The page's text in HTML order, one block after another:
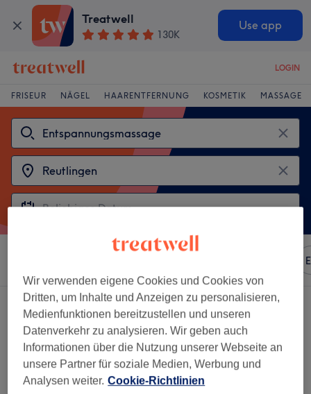
Treatwell
130K
Use app
LOGIN
FRISEUR NÄGEL HAARENTFERNUNG KOSMETIK MASSAGE
2 Salons die anbieten:
entspannungsmassagen in der Nähe von Reutlingen
Wir verwenden eigene Cookies und Cookies von
Dritten, um Inhalte und Anzeigen zu personalisieren,
Medienfunktionen bereitzustellen und unseren
Datenverkehr zu analysieren. Wir geben auch
Informationen über die Nutzung unserer Webseite an
unsere Partner für soziale Medien, Werbung und
Analysen weiter. Cookie-Richtlinien